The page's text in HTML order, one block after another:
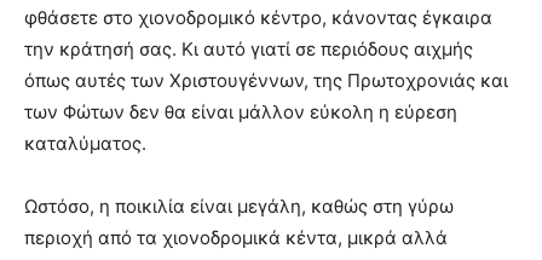
φθάσετε στο χιονοδρομικό κέντρο, κάνοντας έγκαιρα
την κράτησή σας. Κι αυτό γιατί σε περιόδους αιχμής
όπως αυτές των Χριστουγέννων, της Πρωτοχρονιάς και
των Φώτων δεν θα είναι μάλλον εύκολη η εύρεση
καταλύματος.
Ωστόσο, η ποικιλία είναι μεγάλη, καθώς στη γύρω
περιοχή από τα χιονοδρομικά κέντα, μικρά αλλά